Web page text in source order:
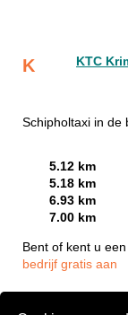
K KTC
Schipholtaxi in de
5.12 km
5.18 km
6.93 km
7.00 km
Bent of kent u
bedrijf gratis aan